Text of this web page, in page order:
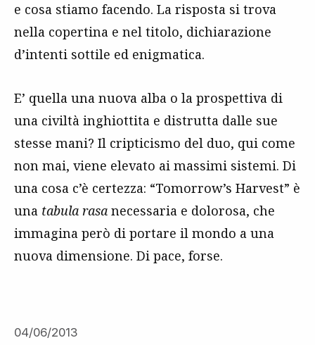
e cosa stiamo facendo. La risposta si trova
nella copertina e nel titolo, dichiarazione
d’intenti sottile ed enigmatica.
E’ quella una nuova alba o la prospettiva di
una civiltà inghiottita e distrutta dalle sue
stesse mani? Il cripticismo del duo, qui come
non mai, viene elevato ai massimi sistemi. Di
una cosa c’è certezza: “Tomorrow’s Harvest” è
una tabula rasa necessaria e dolorosa, che
immagina però di portare il mondo a una
nuova dimensione. Di pace, forse.
04/06/2013